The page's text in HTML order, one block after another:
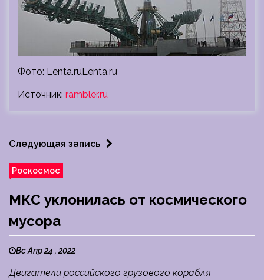
Фото: Lenta.ruLenta.ru
Источник: rambler.ru
Следующая запись
Роскосмос
МКС уклонилась от космического
мусора
Вс Апр 24 , 2022
Двигатели российского грузового корабля